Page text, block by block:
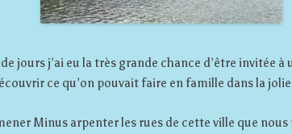
jours j’ai eu la très grande chance d’être invitée à
ce qu’on pouvait faire en famille dans la
Minus arpenter les rues de cette ville que